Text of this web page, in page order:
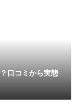
口コミから実態